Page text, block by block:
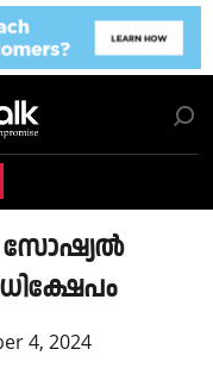
സോഷ്യൽ
4, 2024